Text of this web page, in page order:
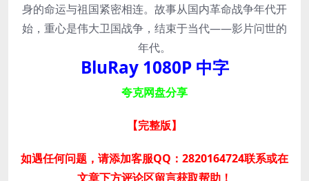
身的命运与祖国紧密相连。故事从国内革命战争年代开
始，重心是伟大卫国战争，结束于当代——影片问世的
年代。
BluRay 1080P 中字
夸克网盘分享
【完整版】
如遇任何问题，请添加客服QQ：2820164724联系或在
文章下方评论区留言获取帮助！